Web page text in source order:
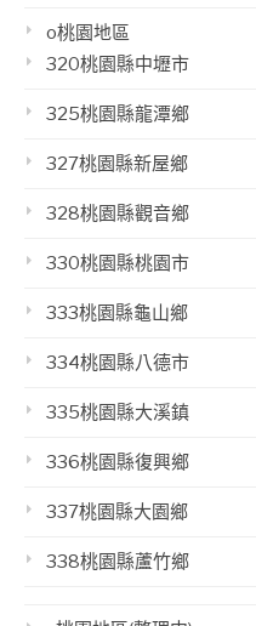
o桃園地區
320桃園縣中壢市
325桃園縣龍潭鄉
327桃園縣新屋鄉
328桃園縣觀音鄉
330桃園縣桃園市
333桃園縣龜山鄉
334桃園縣八德市
335桃園縣大溪鎮
336桃園縣復興鄉
337桃園縣大園鄉
338桃園縣蘆竹鄉